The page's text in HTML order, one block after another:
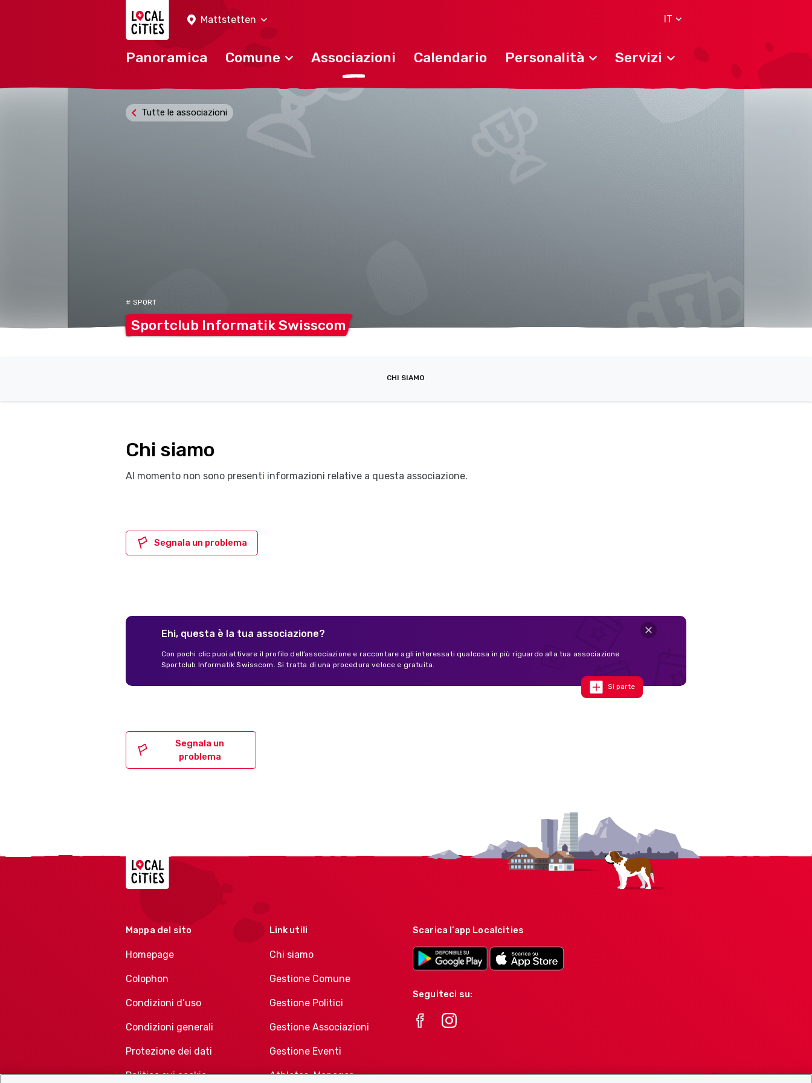
Mattstetten
IT
Panoramica Comune Associazioni Calendario Personalità Servizi
# SPORT
Sportclub InformatikSwisscom
Tutte le associazioni
CHI SIAMO
Chi siamo
Al momento non sono presenti informazioni relative a questa associazione.
Segnala un problema
Ehi, questa è la tua associazione?
Con pochi clic puoi attivare il profilo dell’associazione e raccontare agli interessati qualcosa in più riguardo alla tua associazione
Sportclub Informatik Swisscom. Si tratta di una procedura veloce e gratuita.
Si parte
Segnala un
problema
Localcities
Mappa del sito
Homepage
Colophon
Condizioni d’uso
Condizioni generali
Protezione dei dati
Politica sui cookie
Link utili
Chi siamo
Gestione Comune
Gestione Politici
Gestione Associazioni
Gestione Eventi
Athletes-Manager
Scarica l’app Localcities
Seguiteci su: